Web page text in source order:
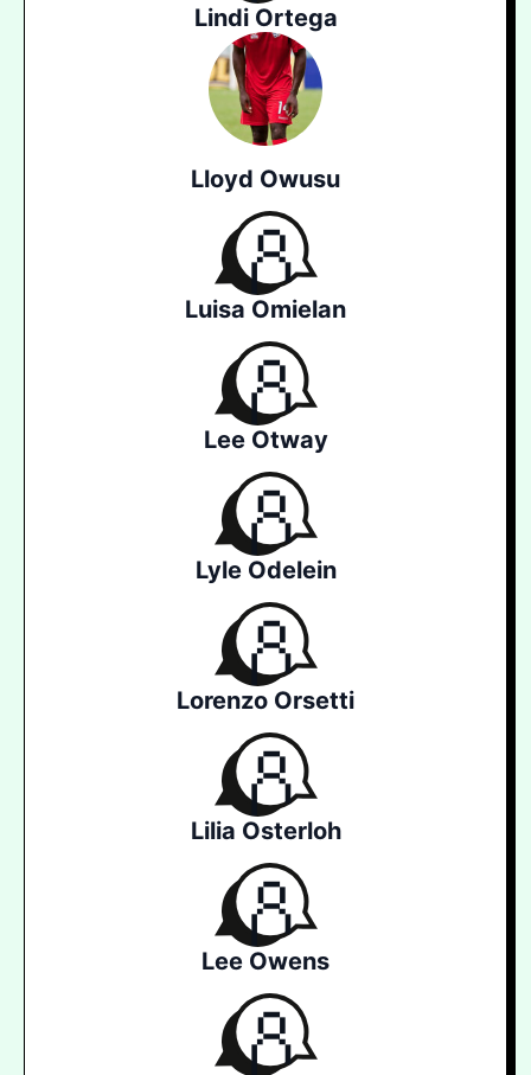
Lindi Ortega
Lloyd Owusu
Luisa Omielan
Lee Otway
Lyle Odelein
Lorenzo Orsetti
Lilia Osterloh
Lee Owens